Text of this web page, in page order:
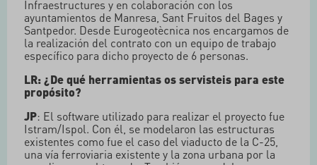
Infraestructures y en colaboración con los
ayuntamientos de Manresa, Sant Fruitos del Bages y
Santpedor. Desde Eurogeotècnica nos encargamos de
la realización del contrato con un equipo de trabajo
específico para dicho proyecto de 6 personas.
LR: ¿De qué herramientas os servisteis para este
propósito?
JP: El software utilizado para realizar el proyecto fue
Istram/Ispol. Con él, se modelaron las estructuras
existentes como fue el caso del viaducto de la C-25,
una vía ferroviaria existente y la zona urbana por la